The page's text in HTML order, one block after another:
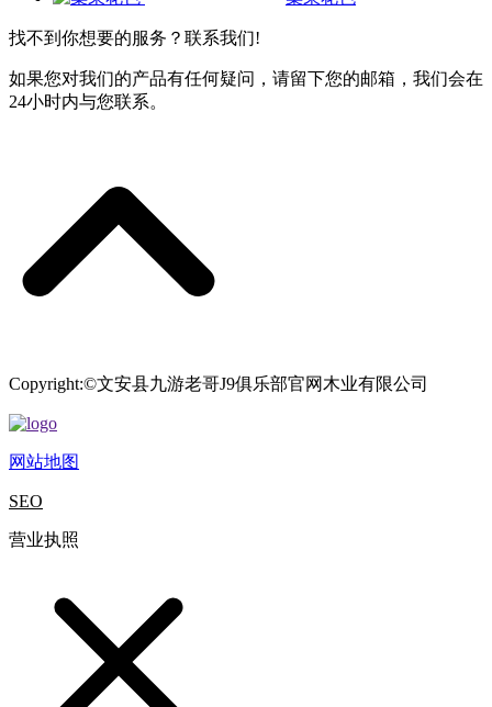
找不到你想要的服务？联系我们!
如果您对我们的产品有任何疑问，请留下您的邮箱，我们会在
24小时内与您联系。
Copyright:©文安县九游老哥J9俱乐部官网木业有限公司
网站地图
SEO
营业执照